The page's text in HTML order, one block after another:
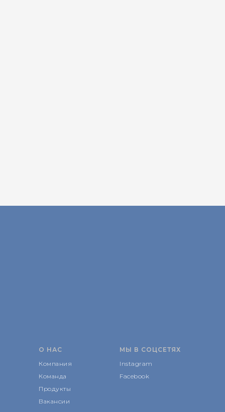
О НАС
Компания
Команда
Продукты
Вакансии
МЫ В СОЦСЕТЯХ
Facebook
Instagram